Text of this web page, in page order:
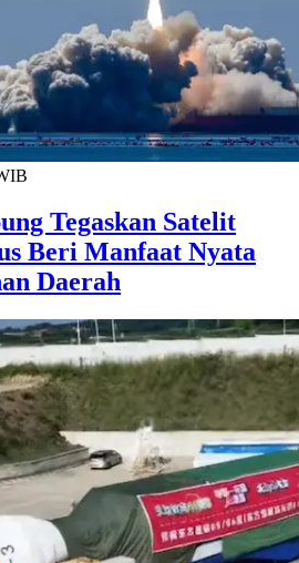
Tegaskan Satelit
Beri Manfaat Nyata
Daerah